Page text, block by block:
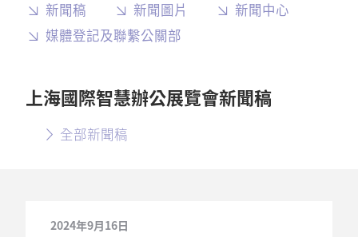
新聞稿 新聞圖片
新聞中心
媒體登記及聯繫公關部
上海國際智慧辦公展覽會新聞稿
全部新聞稿
2024年9月16日